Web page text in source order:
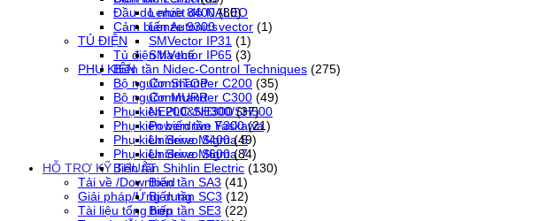
Đầu dò nhiệt độ NALEO
Cảm biến Autonics
TỦ ĐIỆN
Tủ điện hạ thế
PHỤ KIỆN
Bộ nguồn SITOP
Bộ nguồn MURR
Phụ kiện PLC SH300/SH500
Phụ kiện biến tần Yaskawa
Phụ kiện Servo Sigma 5
Phụ kiện Servo Sigma 7
HỖ TRỢ KỸ THUẬT
Tải về /Download
Giải pháp/Ứng dụng
Tài liệu tổng hợp
Lenze 8400 (80)
Lenze 9300 vector (1)
SMVector IP31 (1)
SMVector IP65 (3)
Biến tần Nidec-Control Techniques (275)
Commander C200 (35)
Commander C300 (49)
NE200&NE300 (37)
Powerdrive F300 (21)
Unidrive M400 (49)
Unidrive M600 (84)
Biến tần Shihlin Electric (130)
Biến tần SA3 (41)
Biến tần SC3 (12)
Biến tần SE3 (22)